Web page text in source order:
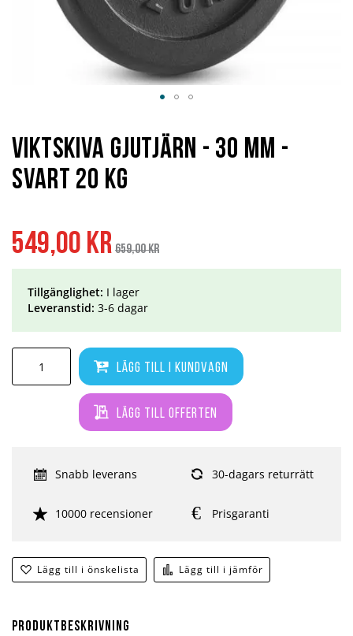
Specialpris
549,00 kr pris
659,00 kr
Lägg till i kundvagn
Lägg till offerten
Lägg till i önskelista Lägg till i jämför
Tillgänglighet: I lager
Leveranstid: 3-6 dagar
Snabb leverans 30-dagars returrätt
10000 recensioner Prisgaranti
Viktskiva Gjutjärn - 30 mm -
svart 20 kg
början
av
bildgalleriet
Produktbeskrivning